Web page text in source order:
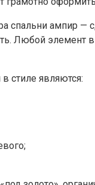
спальни ампир —
Любой
стиле являются: